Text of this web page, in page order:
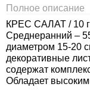
Полное описание
КРЕС САЛАТ / 10
Среднеранний –
диаметром 15-20
декоративные
содержат
Обладает
Семена салата
Семена свеклы
Семена
Средства защиты
клопов, блох,
Средства
клещей, ос,